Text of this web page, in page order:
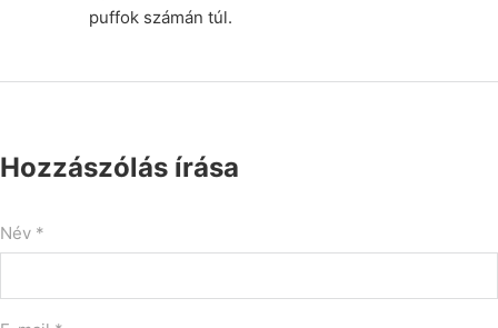
puffok számán túl.
Hozzászólás írása
Név *